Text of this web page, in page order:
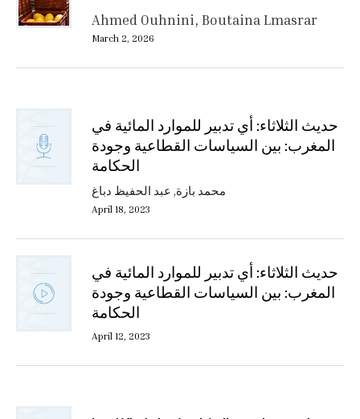
Ahmed Ouhnini Boutaina Lmasrar
March 2, 2026
حديث الثلاثاء: أي تدبير للموارد المائية في
المغرب: بين السياسات القطاعية وجودة
الحكامة
محمد بازة, عبد الحفيظ دباغ
April 18, 2023
حديث الثلاثاء: أي تدبير للموارد المائية في
المغرب: بين السياسات القطاعية وجودة
الحكامة
April 12, 2023